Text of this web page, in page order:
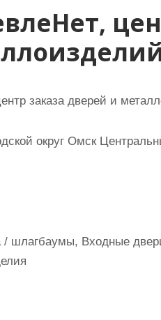
заказа дверей и
округ Омск
/ шлагбаумы, Входные